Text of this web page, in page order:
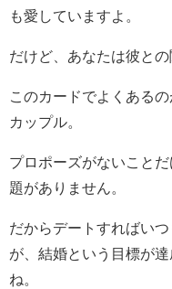
も愛していますよ。
だけど、あなたは彼と
このカードでよくある
カップル。
プロポーズがないこと
題がありません。
だからデートすればい
が、結婚という目標が
ね。